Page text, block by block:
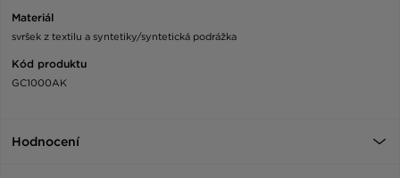
Materiál
svršek z textilu a syntetiky/syntetická podrážka
Kód produktu
GC1000AK
Hodnocení